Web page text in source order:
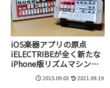
iOS楽器アプリの原点
iELECTRIBEが全く新たな
iPhone版リズムマシン
2015.09.03 2021.09.19